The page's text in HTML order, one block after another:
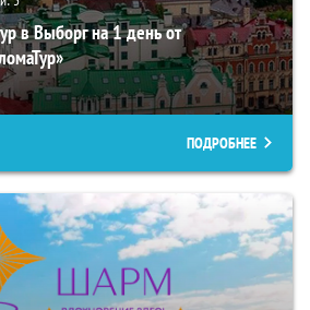
в Выборг на 1 день от
ПОДРОБНЕЕ